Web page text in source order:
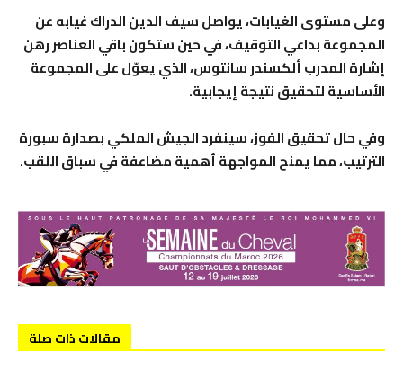
​وعلى مستوى الغيابات، يواصل سيف الدين الدراك غيابه عن
المجموعة بداعي التوقيف، في حين ستكون باقي العناصر رهن
إشارة المدرب ألكسندر سانتوس، الذي يعوّل على المجموعة
الأساسية لتحقيق نتيجة إيجابية.
​وفي حال تحقيق الفوز، سينفرد الجيش الملكي بصدارة سبورة
الترتيب، مما يمنح المواجهة أهمية مضاعفة في سباق اللقب.
مقالات ذات صلة